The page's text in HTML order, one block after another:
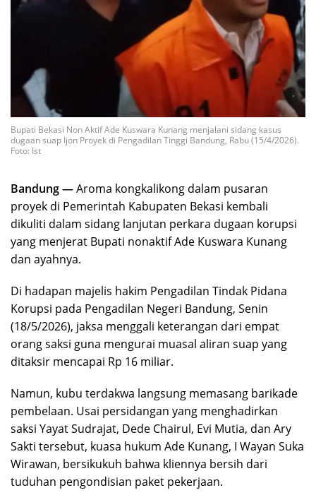
Bupati Bekasi Non Aktif Ade Kuswara Kunang menjalani sidang kasus
dugaan suap Ijon Proyek di Pengadilan Tinggi Bandung, Rabu (15/4/2026).
Foto: Ist
Bandung —Aroma kongkalikong dalam pusaran
proyek di Pemerintah Kabupaten Bekasi kembali
dikuliti dalam sidang lanjutan perkara dugaan korupsi
yang menjerat Bupati nonaktif Ade Kuswara Kunang
dan ayahnya.
Di hadapan majelis hakim Pengadilan Tindak Pidana
Korupsi pada Pengadilan Negeri Bandung, Senin
(18/5/2026), jaksa menggali keterangan dari empat
orang saksi guna mengurai muasal aliran suap yang
ditaksir mencapai Rp 16 miliar.
Namun, kubu terdakwa langsung memasang barikade
pembelaan. Usai persidangan yang menghadirkan
saksi Yayat Sudrajat, Dede Chairul, Evi Mutia, dan Ary
Sakti tersebut, kuasa hukum Ade Kunang, I Wayan Suka
Wirawan, bersikukuh bahwa kliennya bersih dari
tuduhan pengondisian paket pekerjaan.